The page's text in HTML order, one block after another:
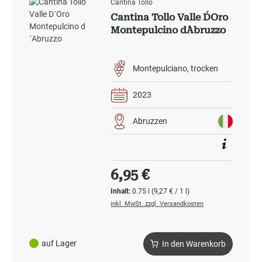
auf Lager
Cantina Tollo
Cantina Tollo Valle D´Oro
Montepulcino d´Abruzzo
Montepulciano trocken
2023
Abruzzen
Inhalt:0.75 l(9,27 € / 1 l)
Regulärer Preis:
6,95 €
inkl. MwSt. zzgl. Versandkosten
In den Warenkorb